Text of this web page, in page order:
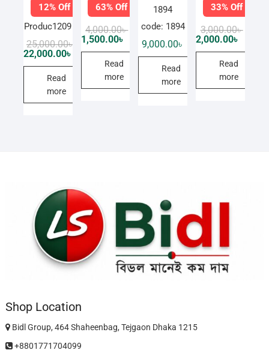
12% Off
Produc1209
25,000.00৳
Original
price
25,000.00৳ .
22,000.00৳
Current
price
22,000.00৳ .
Read
more
63% Off
F16
4,000.00৳Original
price
was:
4,000.00৳ .
1,500.00৳
Current
price
1,500.00৳ .
Read
more
code: 1894
9,000.00৳
Read
more
33% Off
Code 16
3,000.00৳
2,000.00৳
Read
more
Shop Location
Bidl Group, 464 Shaheenbag, Tejgaon Dhaka 1215
+8801771704099